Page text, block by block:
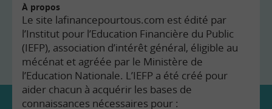
À propos
Le site lafinancepourtous.com est édité par
l’Institut pour l’Education Financière du Public
(IEFP), association d’intérêt général, éligible au
mécénat et agréée par le Ministère de
l’Education Nationale. L’IEFP a été créé pour
aider chacun à acquérir les bases de
connaissances nécessaires pour :